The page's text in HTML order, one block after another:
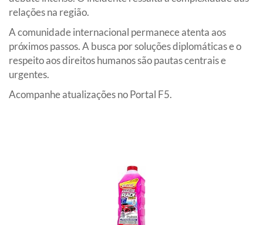
relações na região.
A comunidade internacional permanece atenta aos
próximos passos. A busca por soluções diplomáticas e o
respeito aos direitos humanos são pautas centrais e
urgentes.
Acompanhe atualizações no Portal F5.